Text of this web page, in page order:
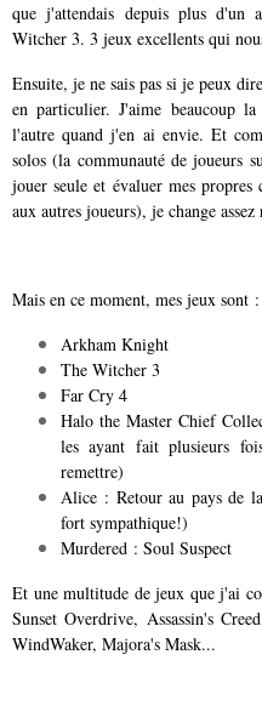
que j'attendais depuis plus
Witcher 3. 3 jeux excellents qui
Ensuite, je ne sais pas si je peux
en particulier. J'aime beaucoup
l'autre quand j'en ai envie. Et
solos (la communauté de joueurs
jouer seule et évaluer mes propres
aux autres joueurs), je change
Mais en ce moment, mes jeux sont :
Arkham Knight
The Witcher 3
Far Cry 4
Halo the Master Chief
les ayant fait plusieurs
remettre)
Alice : Retour au pays de
fort sympathique!)
Murdered : Soul Suspect
Et une multitude de jeux que j'ai
Sunset Overdrive, Assassin's
WindWaker, Majora's Mask...